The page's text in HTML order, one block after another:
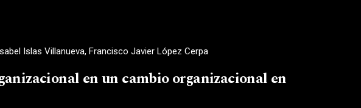
Islas Villanueva, Francisco Javier López Cerpa
en un cambio organizacional en